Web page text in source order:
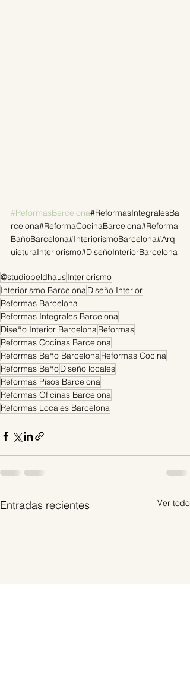
#ReformasBarcelona#ReformasIntegralesBa
rcelona#ReformaCocinaBarcelona#Reforma
BañoBarcelona#InteriorismoBarcelona#Arq
uieturaInteriorismo#DiseñoInteriorBarcelona
@studiobeldhausInteriorismo
Interiorismo BarcelonaDiseño Interior
Reformas Barcelona
Reformas Integrales Barcelona
Diseño Interior BarcelonaReformas
Reformas Cocinas Barcelona
Reformas Baño BarcelonaReformas Cocina
Reformas BañoDiseño locales
Reformas Pisos Barcelona
Reformas Oficinas Barcelona
Reformas Locales Barcelona
Entradas recientes Ver todo